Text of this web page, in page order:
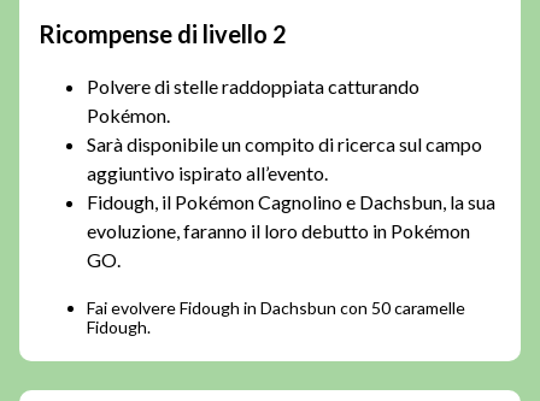
Ricompense di livello 2
Polvere di stelle raddoppiata catturando
Pokémon.
Sarà disponibile un compito di ricerca sul campo
aggiuntivo ispirato all’evento.
Fidough, il Pokémon Cagnolino e Dachsbun, la sua
evoluzione, faranno il loro debutto in Pokémon
GO.
Fai evolvere Fidough in Dachsbun con 50 caramelle
Fidough.